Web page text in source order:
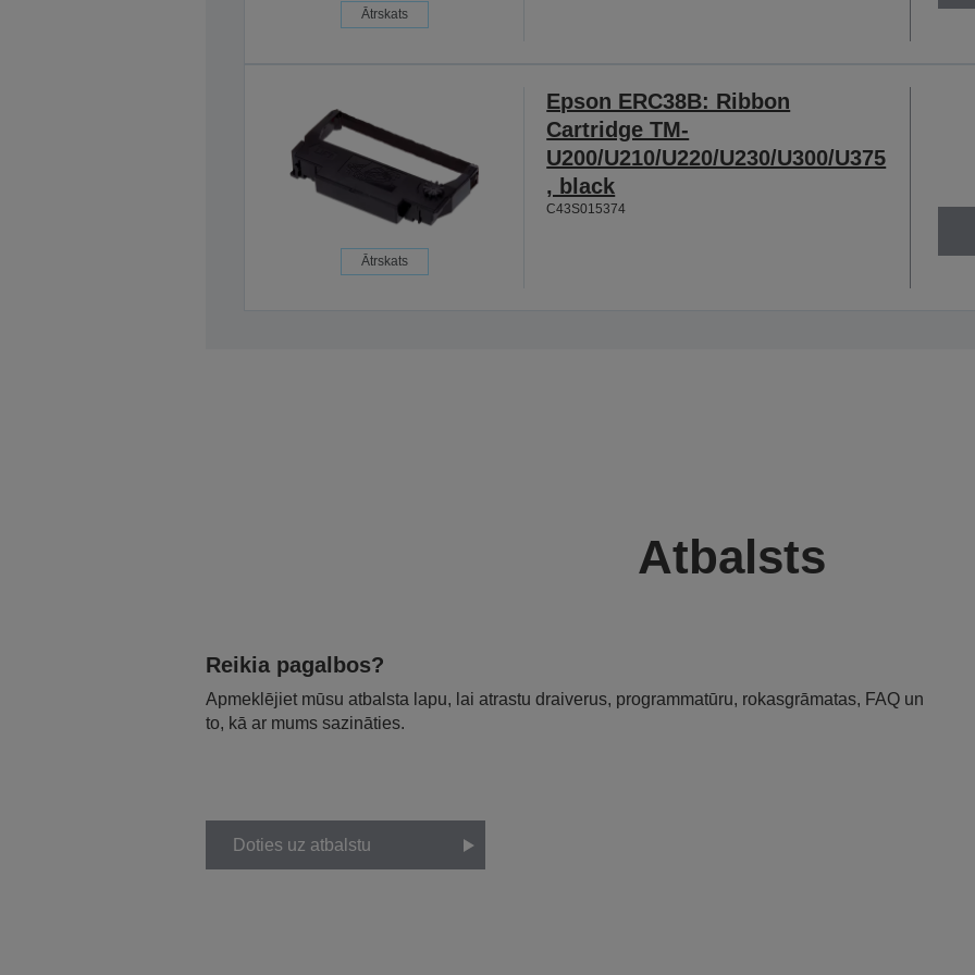
Ātrskats
Ātrskats
Epson ERC38B: Ribbon
Cartridge TM-
U200/U210/U220/U230/U300/U375
, black
C43S015374
Atbalsts
Reikia pagalbos?
Apmeklējiet mūsu atbalsta lapu, lai atrastu draiverus, programmatūru, rokasgrāmatas, FAQ un
to, kā ar mums sazināties.
Doties uz atbalstu